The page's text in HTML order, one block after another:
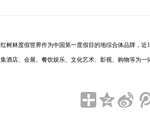
红树林度假世界作为中国第一度假目的地综合体品牌，近
集酒店、会展、餐饮娱乐、文化艺术、影视、购物等为